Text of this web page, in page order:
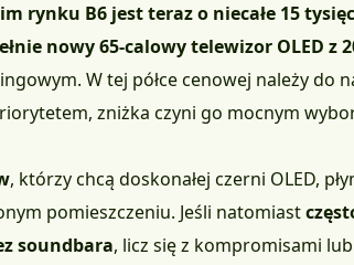
rynku B6 jest teraz o niecałe 15
nowy 65-calowy telewizor OLED z
W tej półce cenowej należy do
zniżka czyni go mocnym
, którzy chcą doskonałej czerni OLED,
pomieszczeniu. Jeśli natomiast
soundbara, licz się z kompromisami